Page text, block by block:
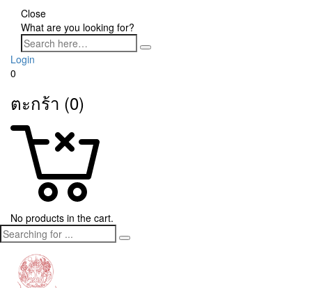
Close
What are you looking for?
Login
0
ตะกร้า (0)
No products in the cart.